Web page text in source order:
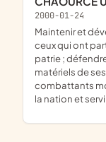
2000-01-24
maintenir et développer des liens de camaraderie entre
ceux qui ont
patrie ;
matériels de
combattants
la nation et